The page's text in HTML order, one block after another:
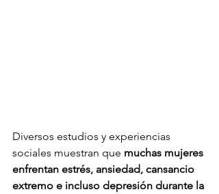
Diversos estudios y experiencias
sociales muestran que muchas mujeres
enfrentan estrés, ansiedad, cansancio
extremo e incluso depresión durante la